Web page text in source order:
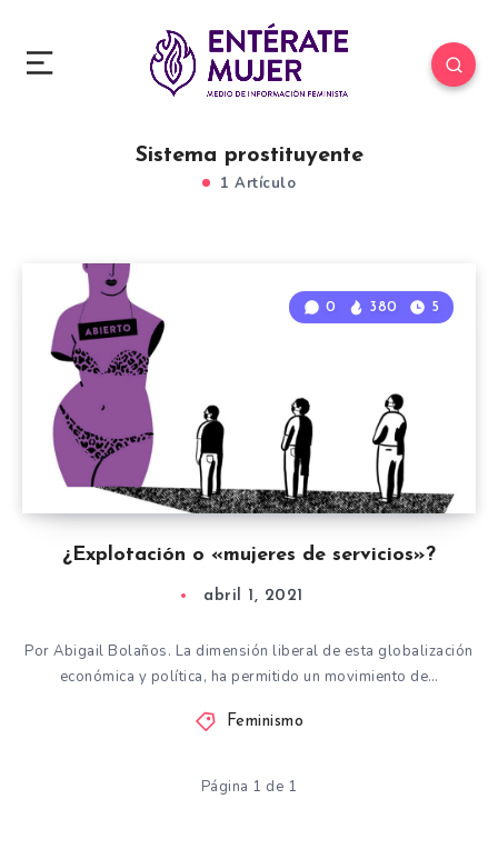
Sistema prostituyente
1 Artículo
¿Explotación o «mujeres de servicios»?
0 380 5
abril 1, 2021
Por Abigail Bolaños. La dimensión liberal de esta globalización
económica y política, ha permitido un movimiento de…
Feminismo
Página 1 de 1